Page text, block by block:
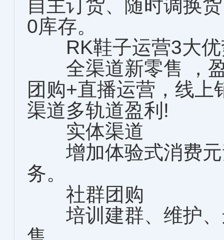
自主订货、随时调换
0库存。
RK鞋子运营3大优
全渠道新零售 ，盈
团购+直播运营，线
渠道多轨道盈利!
实体渠道
增加体验式消费元
务。
社群团购
培训建群、维护、